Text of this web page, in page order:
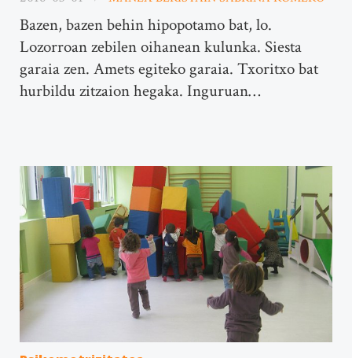
Bazen, bazen behin hipopotamo bat, lo.
Lozorroan zebilen oihanean kulunka. Siesta
garaia zen. Amets egiteko garaia. Txoritxo bat
hurbildu zitzaion hegaka. Inguruan…